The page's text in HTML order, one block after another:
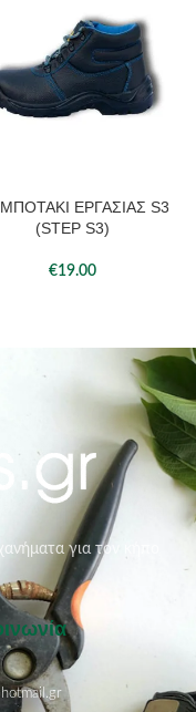
ΕΡΓΑΣΙΑΣ S3
(STEP S3)
€19.00
για τον κήπο